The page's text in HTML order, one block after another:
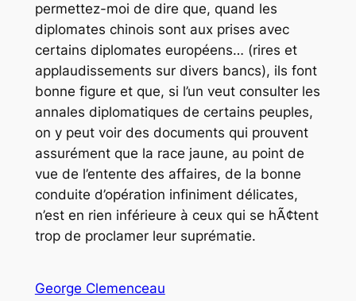
permettez-moi de dire que, quand les
diplomates chinois sont aux prises avec
certains diplomates européens… (rires et
applaudissements sur divers bancs), ils font
bonne figure et que, si l’un veut consulter les
annales diplomatiques de certains peuples,
on y peut voir des documents qui prouvent
assurément que la race jaune, au point de
vue de l’entente des affaires, de la bonne
conduite d’opération infiniment délicates,
n’est en rien inférieure à ceux qui se hÃ¢tent
trop de proclamer leur suprématie.
George Clemenceau